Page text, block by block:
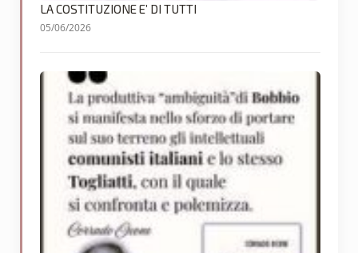
LA COSTITUZIONE E’ DI TUTTI
05/06/2026